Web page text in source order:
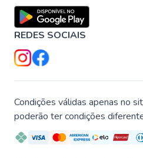
REDES SOCIAIS
Condições válidas apenas no
poderão ter condições